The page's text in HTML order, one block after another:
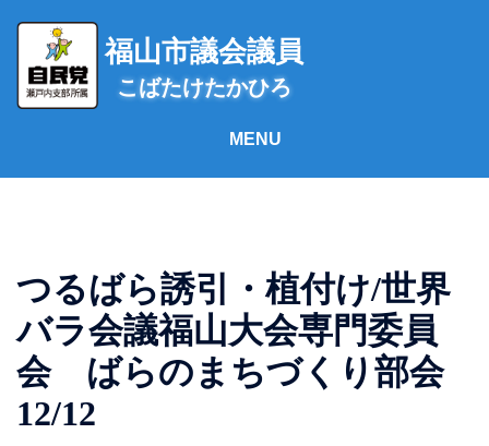
ス
福山市議会議員
こばたけたかひろ
つるばら誘引・植付け/世界
バラ会議福山大会専門委員
会 ばらのまちづくり部会
12/12